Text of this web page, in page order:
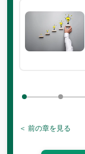
＜ 前の章を見る